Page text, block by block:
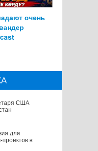
очень
США
для
в